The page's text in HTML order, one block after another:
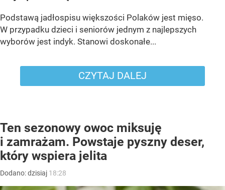
Podstawą jadłospisu większości Polaków jest mięso.
W przypadku dzieci i seniorów jednym z najlepszych
wyborów jest indyk. Stanowi doskonałe...
CZYTAJ DALEJ
Ten sezonowy owoc miksuję
i zamrażam. Powstaje pyszny deser,
który wspiera jelita
Dodano:dzisiaj 18:28